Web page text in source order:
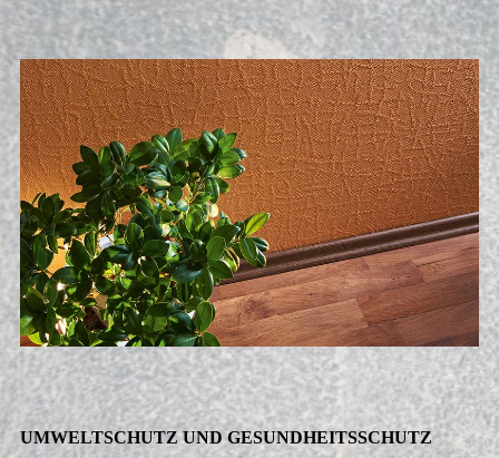
UMWELT­SCHUTZ UND GESUND­HEITS­SCHUTZ